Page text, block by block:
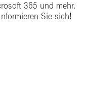
365 und mehr.
Sie sich!